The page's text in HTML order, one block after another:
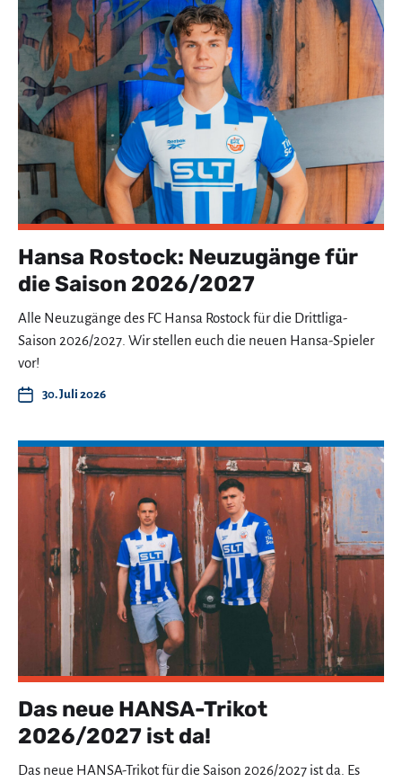
Hansa Rostock: Neuzugänge für
die Saison 2026/2027
Alle Neuzugänge des FC Hansa Rostock für die Drittliga-
Saison 2026/2027. Wir stellen euch die neuen Hansa-Spieler
vor!
30. Juli 2026
Das neue HANSA-Trikot
2026/2027 ist da!
Das neue HANSA-Trikot für die Saison 2026/2027 ist da. Es